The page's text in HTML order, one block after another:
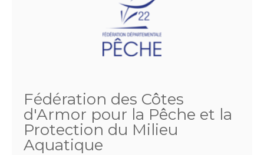
Fédération des Côtes
d'Armor pour la Pêche et la
Protection du Milieu
Aquatique